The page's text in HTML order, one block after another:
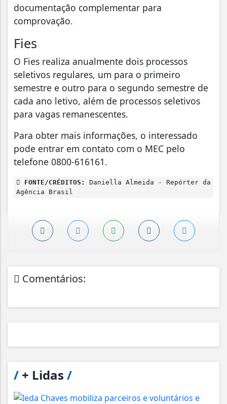
documentação complementar para
comprovação.
Fies
O Fies realiza anualmente dois processos
seletivos regulares, um para o primeiro
semestre e outro para o segundo semestre de
cada ano letivo, além de processos seletivos
para vagas remanescentes.
Para obter mais informações, o interessado
pode entrar em contato com o MEC pelo
telefone 0800-616161.
FONTE/CRÉDITOS:
Daniella Almeida - Repórter da
Agência Brasil
Comentários:
/ + Lidas /